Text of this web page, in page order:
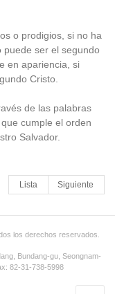
o prodigios, si no ha
ser el segundo
en apariencia, si
Cristo.
de las palabras
cumple el orden
Salvador.
Lista Siguiente
los derechos reservados.
Bundang-gu, Seongnam-
82-31-738-5998